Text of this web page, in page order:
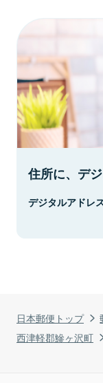
日本郵便トップ
西津軽郡鰺ヶ沢町
住所に、デ
デジタルアドレ